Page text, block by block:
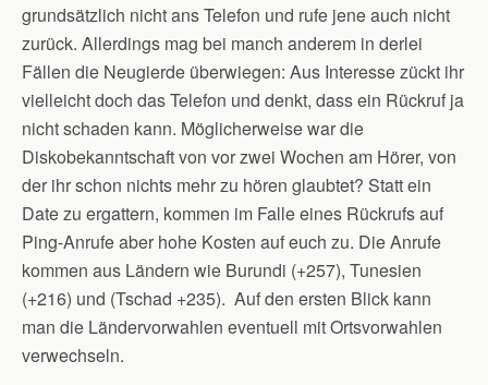
grundsätzlich nicht ans Telefon und rufe jene auch nicht
zurück. Allerdings mag bei manch anderem in derlei
Fällen die Neugierde überwiegen: Aus Interesse zückt ihr
vielleicht doch das Telefon und denkt, dass ein Rückruf ja
nicht schaden kann. Möglicherweise war die
Diskobekanntschaft von vor zwei Wochen am Hörer, von
der ihr schon nichts mehr zu hören glaubtet? Statt ein
Date zu ergattern, kommen im Falle eines Rückrufs auf
Ping-Anrufe aber hohe Kosten auf euch zu. Die Anrufe
kommen aus Ländern wie Burundi (+257), Tunesien
(+216) und (Tschad +235). Auf den ersten Blick kann
man die Ländervorwahlen eventuell mit Ortsvorwahlen
verwechseln.